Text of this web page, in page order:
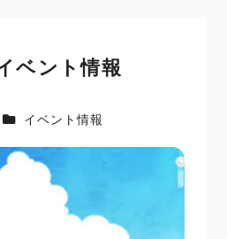
ベント情報
イベント情報